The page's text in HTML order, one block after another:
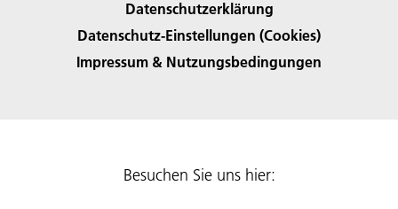
Datenschutzerklärung
Datenschutz-Einstellungen (Cookies)
Impressum & Nutzungsbedingungen
Besuchen Sie uns hier: